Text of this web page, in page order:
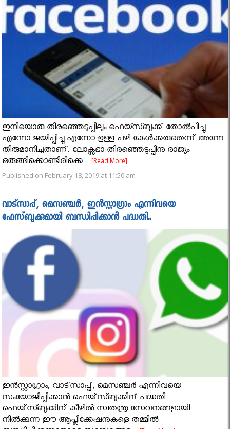
ഇനിയൊരു തിരഞ്ഞെടുപ്പിലും ഫെയ്സ്ബുക്ക് തോൽപിച്ചു
എന്നോ ജയിപ്പിച്ചു എന്നോ ഉള്ള പഴി കേൾക്കരുതെന്ന് അന്നേ
തീരുമാനിച്ചതാണ്. ലോക്സഭാ തിരഞ്ഞെടുപ്പിനു രാജ്യം
ഒരുങ്ങിക്കൊണ്ടിരിക്കെ...[Read More]
Published on February 18, 2019 at 11:50 am
വാട്‌സാപ്പ്, മെസഞ്ചര്‍, ഇന്‍സ്റ്റാഗ്രാം എന്നിവയെ
ഫേസ്ബുക്കുമായി ബന്ധിപ്പിക്കാന്‍ പദ്ധതി..
ഇന്‍സ്റ്റാഗ്രാം, വാട്‌സാപ്പ്, മെസഞ്ചര്‍ എന്നിവയെ
സംയോജിപ്പിക്കാന്‍ ഫെയ്‌സ്ബുക്കിന് പദ്ധതി.
ഫെയ്‌സ്ബുക്കിന് കീഴില്‍ സ്വതന്ത്ര സേവനങ്ങളായി
നില്‍ക്കുന്ന ഈ ആപ്ലിക്കേഷനുകളെ തമ്മില്‍